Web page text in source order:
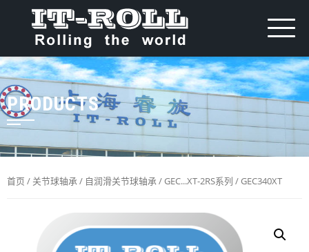
PRODUCTS
首页 / 关节球轴承/ 自润滑关节球轴承/GEC...XT-2RS系列 / GEC340XT